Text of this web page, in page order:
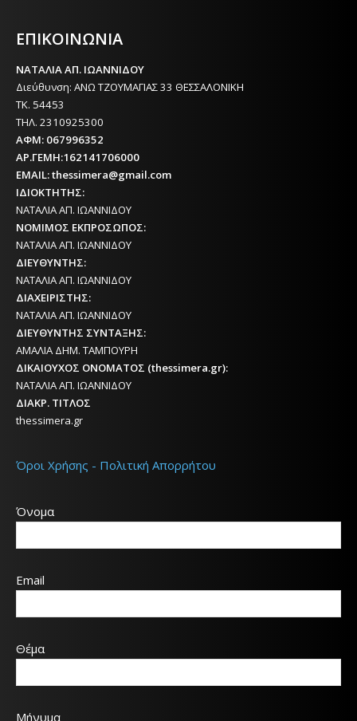
ΕΠΙΚΟΙΝΩΝΙΑ
ΝΑΤΑΛΙΑ ΑΠ. ΙΩΑΝΝΙΔΟΥ
Διεύθυνση: ΑΝΩ ΤΖΟΥΜΑΓΙΑΣ 33 ΘΕΣΣΑΛΟΝΙΚΗ
ΤΚ. 54453
ΤΗΛ. 2310925300
ΑΦΜ: 067996352
ΑΡ.ΓΕΜΗ:162141706000
EMAIL: thessimera@gmail.com
ΙΔΙΟΚΤΗΤΗΣ:
ΝΑΤΑΛΙΑ ΑΠ. ΙΩΑΝΝΙΔΟΥ
ΝΟΜΙΜΟΣ ΕΚΠΡΟΣΩΠΟΣ:
ΝΑΤΑΛΙΑ ΑΠ. ΙΩΑΝΝΙΔΟΥ
ΔΙΕΥΘΥΝΤΗΣ:
ΝΑΤΑΛΙΑ ΑΠ. ΙΩΑΝΝΙΔΟΥ
ΔΙΑΧΕΙΡΙΣΤΗΣ:
ΝΑΤΑΛΙΑ ΑΠ. ΙΩΑΝΝΙΔΟΥ
ΔΙΕΥΘΥΝΤΗΣ ΣΥΝΤΑΞΗΣ:
ΑΜΑΛΙΑ ΔΗΜ. ΤΑΜΠΟΥΡΗ
ΔΙΚΑΙΟΥΧΟΣ ΟΝΟΜΑΤΟΣ (thessimera.gr):
ΝΑΤΑΛΙΑ ΑΠ. ΙΩΑΝΝΙΔΟΥ
ΔΙΑΚΡ. ΤΙΤΛΟΣ
thessimera.gr
Όροι Χρήσης - Πολιτική Απορρήτου
Όνομα
Email
Θέμα
Μήνυμα